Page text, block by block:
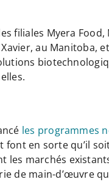
filiales Myera
au
les programmes
en sorte qu’il
les marchés
de main-d’œuvre